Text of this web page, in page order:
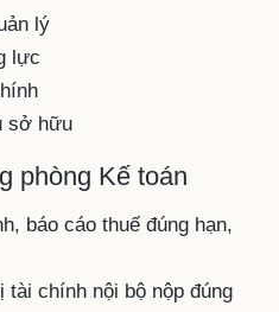
lý
lực
sở hữu
phòng Kế toán
báo cáo thuế đúng hạn,
tài chính nội bộ nộp đúng